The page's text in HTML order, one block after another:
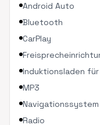
Android Auto
Bluetooth
CarPlay
Induktionsladen
MP3
Navigationssystem
Radio